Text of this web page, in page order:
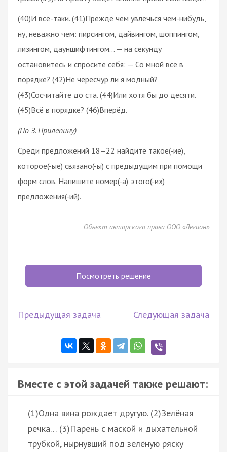
(40)И всё-таки. (41)Прежде чем увлечься чем-нибудь,
ну, неважно чем: пирсингом, дайвингом, шоппингом,
лизингом, дауншифтингом… — на секунду
остановитесь и спросите себя: — Со мной всё в
порядке? (42)Не чересчур ли я модный?
(43)Сосчитайте до ста. (44)Или хотя бы до десяти.
(45)Всё в порядке? (46)Вперёд.
(По З. Прилепину)
Среди предложений 18–22 найдите такое(-ие),
которое(-ые) связано(-ы) с предыдущим при помощи
форм слов. Напишите номер(-а) этого(-их)
предложения(-ий).
Объект авторского права ООО «Легион»
Посмотреть решение
Предыдущая задача Следующая задача
Вместе с этой задачей также решают:
(1)Одна вина рождает другую. (2)Зелёная
речка… (3)Парень с маской и дыхательной
трубкой, нырнувший под зелёную ряску